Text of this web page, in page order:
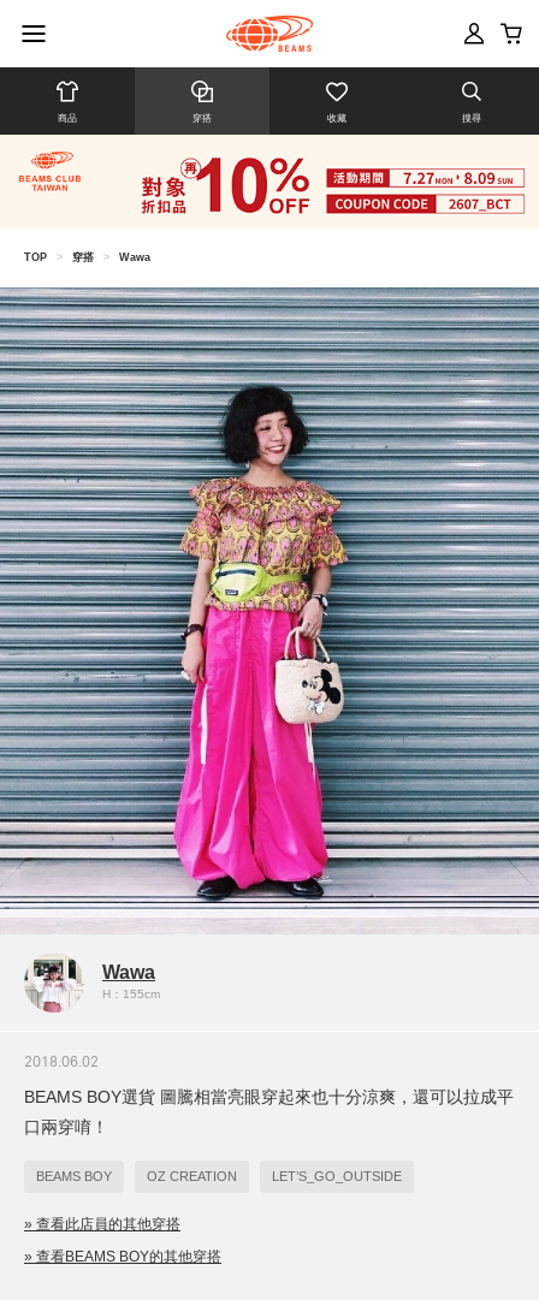
商品 穿搭 收藏 搜尋
TOP > 穿搭 > Wawa
Wawa
H：155cm
2018.06.02
BEAMS BOY選貨 圖騰相當亮眼穿起來也十分涼爽，還可以拉成平
口兩穿唷！
BEAMS BOY OZ CREATION LET’S_GO_OUTSIDE
» 查看此店員的其他穿搭
» 查看BEAMS BOY的其他穿搭